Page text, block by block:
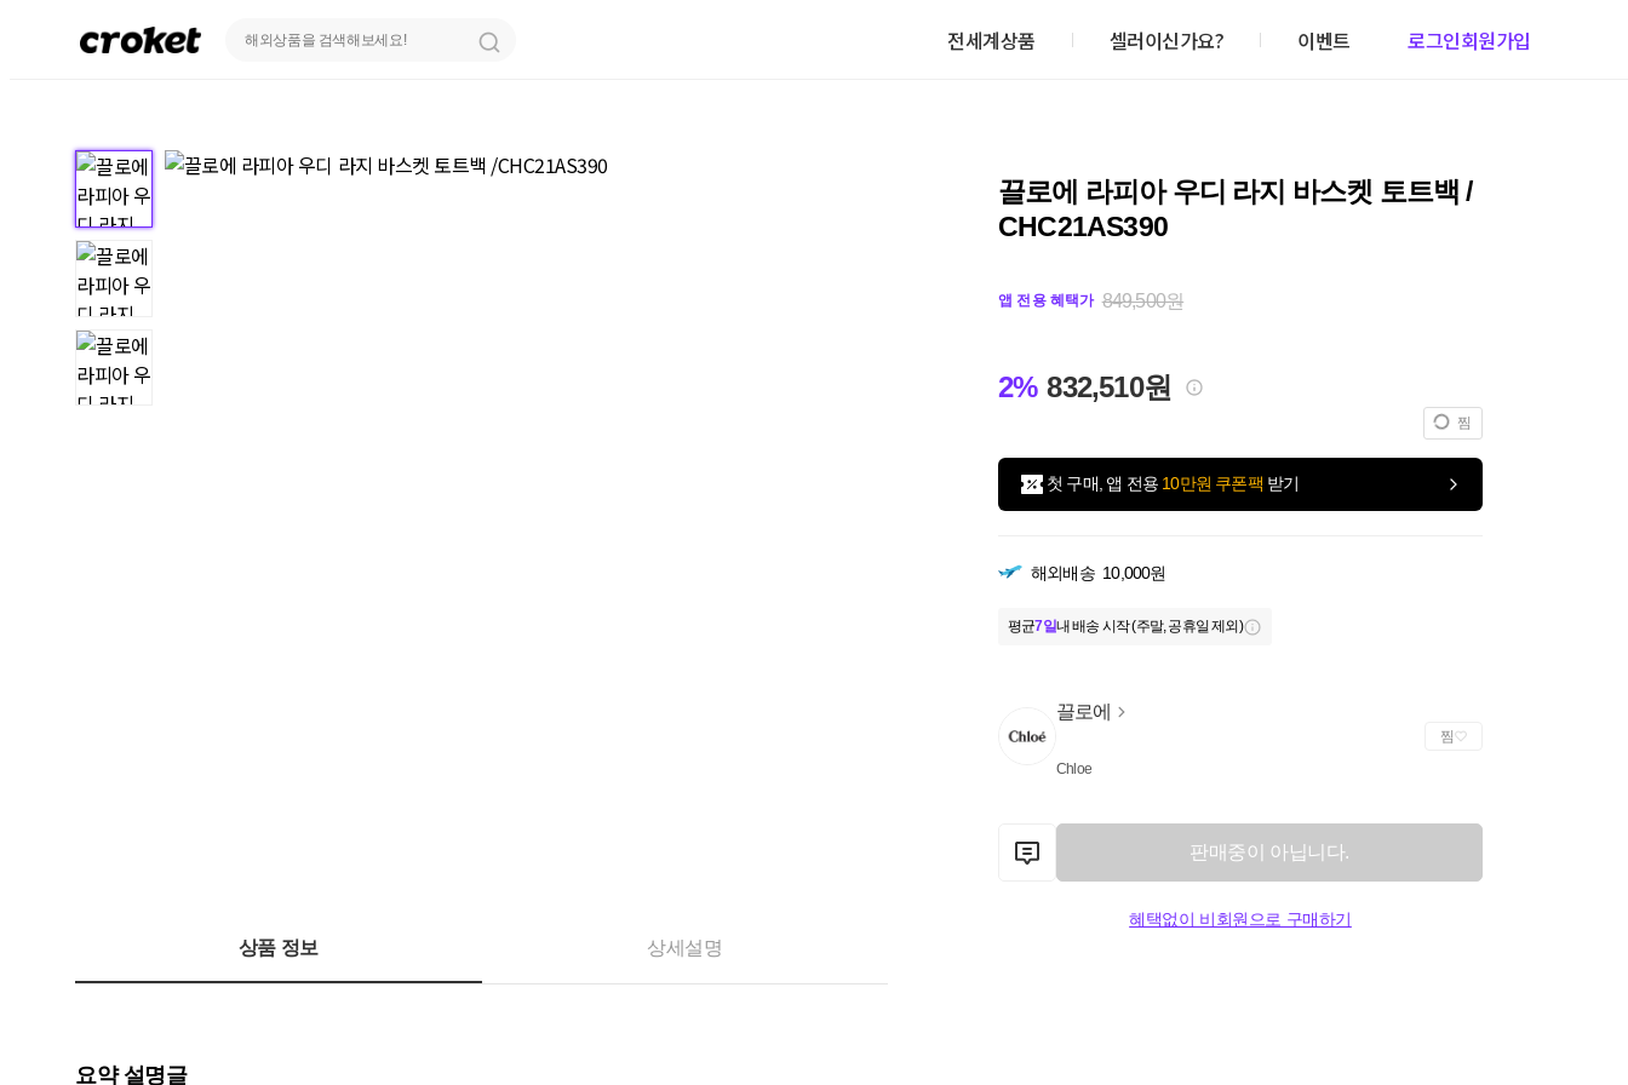
전세계상품 셀러이신가요? 이벤트 로그인회원가입
끌로에 라피아 우디 라지 바스켓 토트백 /
CHC21AS390
앱 전용 혜택가 849,500원
2% 832,510원
찜
첫 구매, 앱 전용 10만원 쿠폰팩 받기
해외배송 10,000원
평균7일내 배송 시작 (주말, 공휴일 제외)
끌로에
Chloe
찜
판매중이 아닙니다.
혜택없이 비회원으로 구매하기
상품 정보 상세설명
요약 설명글